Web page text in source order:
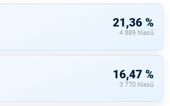
21,36 %
4 889 hlasů
16,47 %
3 770 hlasů